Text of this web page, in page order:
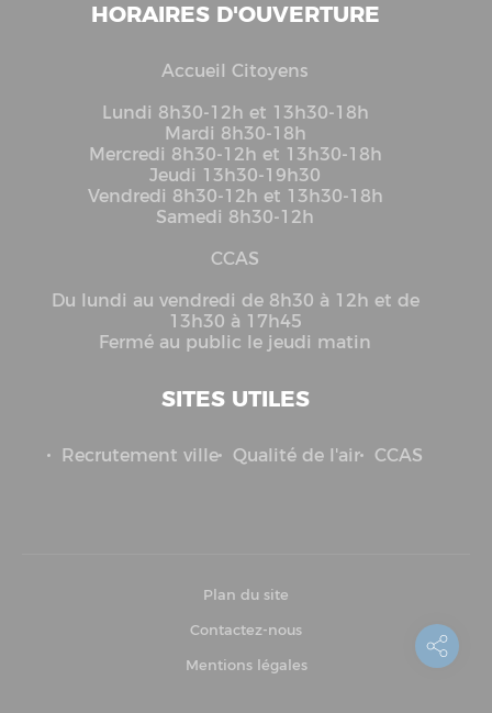
HORAIRES D'OUVERTURE
Accueil Citoyens
Lundi 8h30-12h et 13h30-18h
Mardi 8h30-18h
Mercredi 8h30-12h et 13h30-18h
Jeudi 13h30-19h30
Vendredi 8h30-12h et 13h30-18h
Samedi 8h30-12h
CCAS
Du lundi au vendredi de 8h30 à 12h et de
13h30 à 17h45
Fermé au public le jeudi matin
SITES UTILES
Recrutement ville Qualité de l'air CCAS
Plan du site
Contactez-nous
Mentions légales